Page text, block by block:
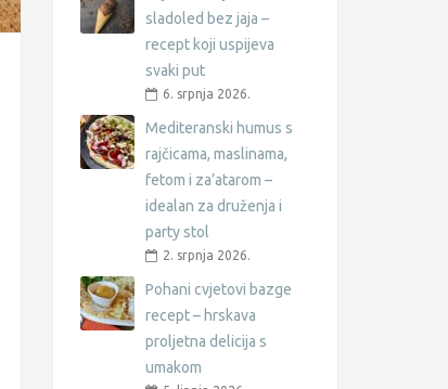
sladoled bez jaja –
recept koji uspijeva
svaki put
6. srpnja 2026.
Mediteranski humus s
rajčicama, maslinama,
fetom i za’atarom –
idealan za druženja i
party stol
2. srpnja 2026.
Pohani cvjetovi bazge
recept – hrskava
proljetna delicija s
umakom